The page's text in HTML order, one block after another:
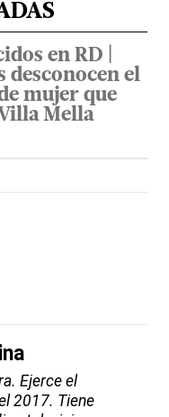
en RD |
desconocen el
mujer que
Mella
Ejerce el
2017. Tiene